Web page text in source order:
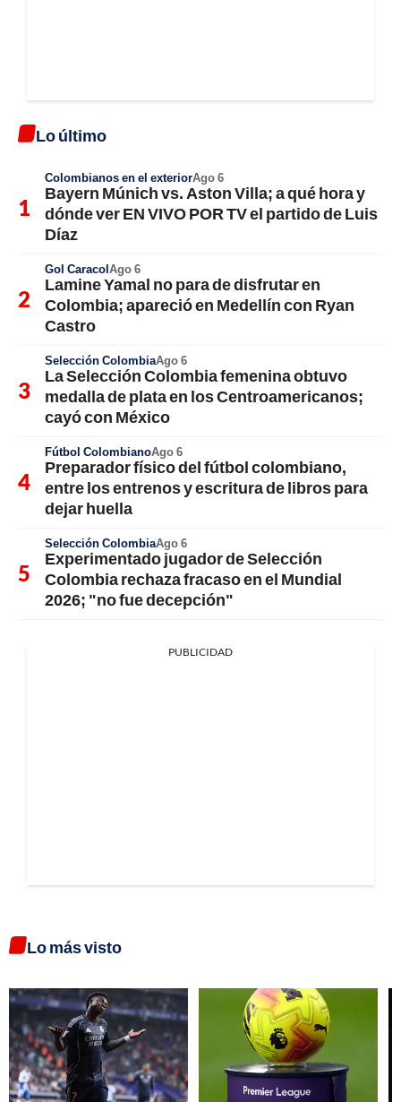
Lo último
Colombianos en el exteriorAgo 6
Bayern Múnich vs. Aston Villa; a qué hora y
dónde ver EN VIVO POR TV el partido de Luis
Díaz
Gol CaracolAgo 6
Lamine Yamal no para de disfrutar en
Colombia; apareció en Medellín con Ryan
Castro
Selección ColombiaAgo 6
La Selección Colombia femenina obtuvo
medalla de plata en los Centroamericanos;
cayó con México
Fútbol ColombianoAgo 6
Preparador físico del fútbol colombiano,
entre los entrenos y escritura de libros para
dejar huella
Selección ColombiaAgo 6
Experimentado jugador de Selección
Colombia rechaza fracaso en el Mundial
2026; "no fue decepción"
PUBLICIDAD
Lo más visto